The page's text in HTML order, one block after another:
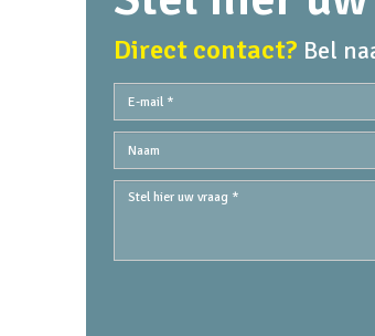
Direct contact? Bel